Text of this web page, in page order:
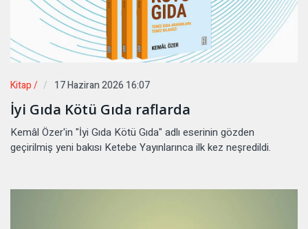
Kitap / 17 Haziran 2026 16:07
İyi Gıda Kötü Gıda raflarda
Kemâl Özer'in "İyi Gıda Kötü Gıda" adlı eserinin gözden
geçirilmiş yeni bakısı Ketebe Yayınlarınca ilk kez neşredildi.